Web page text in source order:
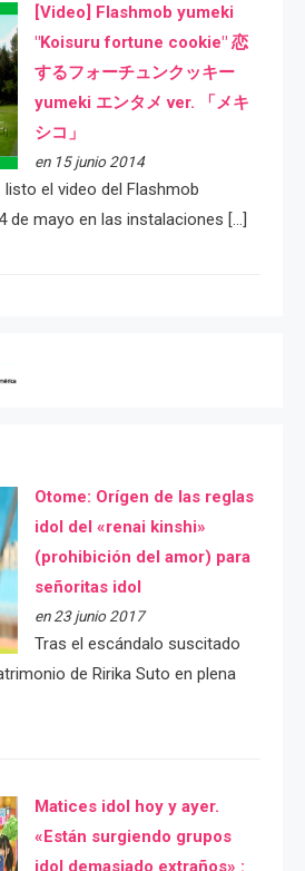
[Video] Flashmob yumeki
"Koisuru fortune cookie" 恋
するフォーチュンクッキー
yumeki エンタメ ver. 「メキ
シコ」
en 15 junio 2014
el video del Flashmob
de mayo en las instalaciones […]
Otome: Orígen de las reglas
idol del «renai kinshi»
(prohibición del amor) para
señoritas idol
en 23 junio 2017
Tras el escándalo suscitado
de Ririka Suto en plena
Matices idol hoy y ayer.
«Están surgiendo grupos
idol demasiado extraños» :